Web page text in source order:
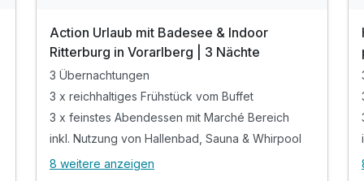
Action Urlaub mit Badesee & Indoor
Ritterburg in Vorarlberg | 3 Nächte
3 Übernachtungen
3 x reichhaltiges Frühstück vom Buffet
3 x feinstes Abendessen mit Marché Bereich
inkl. Nutzung von Hallenbad, Sauna & Whirpool
Alle Inklusivleistungen
8 weitere anzeigen